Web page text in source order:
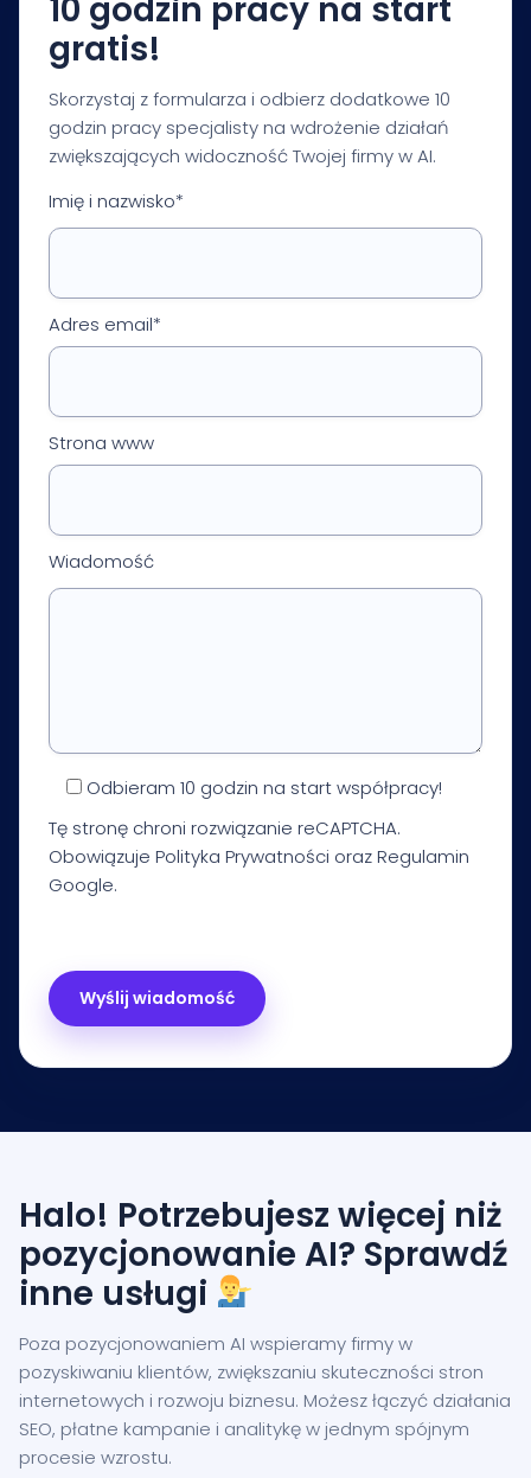
10 godzin pracy na start
gratis!
Skorzystaj z formularza i odbierz dodatkowe 10
godzin pracy specjalisty na wdrożenie działań
zwiększających widoczność Twojej firmy w AI.
Imię i nazwisko*
Adres email*
Strona www
Wiadomość
Odbieram 10 godzin na start współpracy!
Tę stronę chroni rozwiązanie reCAPTCHA.
Obowiązuje Polityka Prywatności orazRegulamin
Google.
Halo! Potrzebujesz więcej niż
pozycjonowanie AI? Sprawdź
inne usługi
Poza pozycjonowaniem AI wspieramy firmy w
pozyskiwaniu klientów, zwiększaniu skuteczności stron
internetowych i rozwoju biznesu. Możesz łączyć działania
SEO, płatne kampanie i analitykę w jednym spójnym
procesie wzrostu.